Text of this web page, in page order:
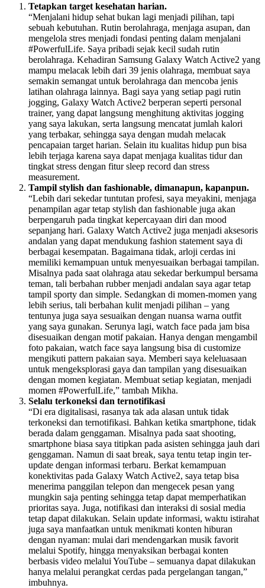
Tetapkan target kesehatan harian.
“Menjalani hidup sehat bukan lagi menjadi pilihan, tapi
sebuah kebutuhan. Rutin berolahraga, menjaga asupan, dan
mengelola stres menjadi fondasi penting dalam menjalani
#PowerfulLife. Saya pribadi sejak kecil sudah rutin
berolahraga. Kehadiran Samsung Galaxy Watch Active2 yang
mampu melacak lebih dari 39 jenis olahraga, membuat saya
semakin semangat untuk berolahraga dan mencoba jenis
latihan olahraga lainnya. Bagi saya yang setiap pagi rutin
jogging, Galaxy Watch Active2 berperan seperti personal
trainer, yang dapat langsung menghitung aktivitas jogging
yang saya lakukan, serta langsung mencatat jumlah kalori
yang terbakar, sehingga saya dengan mudah melacak
pencapaian target harian. Selain itu kualitas hidup pun bisa
lebih terjaga karena saya dapat menjaga kualitas tidur dan
tingkat stress dengan fitur sleep record dan stress
measurement.
Tampil stylish dan fashionable, dimanapun, kapanpun.
“Lebih dari sekedar tuntutan profesi, saya meyakini, menjaga
penampilan agar tetap stylish dan fashionable juga akan
berpengaruh pada tingkat kepercayaan diri dan mood
sepanjang hari. Galaxy Watch Active2 juga menjadi aksesoris
andalan yang dapat mendukung fashion statement saya di
berbagai kesempatan. Bagaimana tidak, arloji cerdas ini
memiliki kemampuan untuk menyesuaikan berbagai tampilan.
Misalnya pada saat olahraga atau sekedar berkumpul bersama
teman, tali berbahan rubber menjadi andalan saya agar tetap
tampil sporty dan simple. Sedangkan di momen-momen yang
lebih serius, tali berbahan kulit menjadi pilihan – yang
tentunya juga saya sesuaikan dengan nuansa warna outfit
yang saya gunakan. Serunya lagi, watch face pada jam bisa
disesuaikan dengan motif pakaian. Hanya dengan mengambil
foto pakaian, watch face saya langsung bisa di customize
mengikuti pattern pakaian saya. Memberi saya keleluasaan
untuk mengeksplorasi gaya dan tampilan yang disesuaikan
dengan momen kegiatan. Membuat setiap kegiatan, menjadi
momen #PowerfulLife,” tambah Mikha.
Selalu terkoneksi dan ternotifikasi
“Di era digitalisasi, rasanya tak ada alasan untuk tidak
terkoneksi dan ternotifikasi. Bahkan ketika smartphone, tidak
berada dalam genggaman. Misalnya pada saat shooting,
smartphone biasa saya titipkan pada asisten sehingga jauh dari
genggaman. Namun di saat break, saya tentu tetap ingin ter-
update dengan informasi terbaru. Berkat kemampuan
konektivitas pada Galaxy Watch Active2, saya tetap bisa
menerima panggilan telepon dan mengecek pesan yang
mungkin saja penting sehingga tetap dapat memperhatikan
prioritas saya. Juga, notifikasi dan interaksi di sosial media
tetap dapat dilakukan. Selain update informasi, waktu istirahat
juga saya manfaatkan untuk menikmati konten hiburan
dengan nyaman: mulai dari mendengarkan musik favorit
melalui Spotify, hingga menyaksikan berbagai konten
berbasis video melalui YouTube – semuanya dapat dilakukan
hanya melalui perangkat cerdas pada pergelangan tangan,”
imbuhnya.